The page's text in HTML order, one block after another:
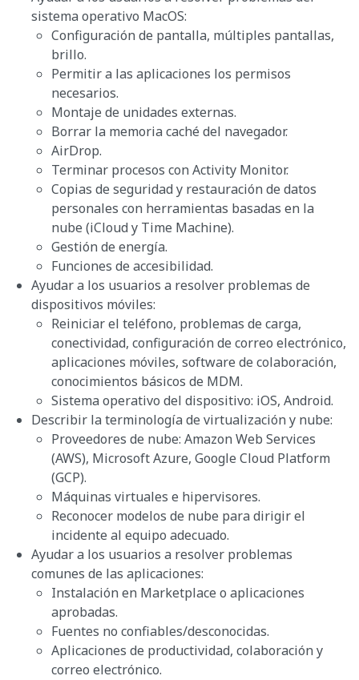
sistema operativo MacOS:
Configuración de pantalla, múltiples pantallas,
brillo.
Permitir a las aplicaciones los permisos
necesarios.
Montaje de unidades externas.
Borrar la memoria caché del navegador.
AirDrop.
Terminar procesos con Activity Monitor.
Copias de seguridad y restauración de datos
personales con herramientas basadas en la
nube (iCloud y Time Machine).
Gestión de energía.
Funciones de accesibilidad.
Ayudar a los usuarios a resolver problemas de
dispositivos móviles:
Reiniciar el teléfono, problemas de carga,
conectividad, configuración de correo electrónico,
aplicaciones móviles, software de colaboración,
conocimientos básicos de MDM.
Sistema operativo del dispositivo: iOS, Android.
Describir la terminología de virtualización y nube:
Proveedores de nube: Amazon Web Services
(AWS), Microsoft Azure, Google Cloud Platform
(GCP).
Máquinas virtuales e hipervisores.
Reconocer modelos de nube para dirigir el
incidente al equipo adecuado.
Ayudar a los usuarios a resolver problemas
comunes de las aplicaciones:
Instalación en Marketplace o aplicaciones
aprobadas.
Fuentes no confiables/desconocidas.
Aplicaciones de productividad, colaboración y
correo electrónico.